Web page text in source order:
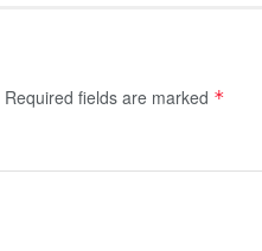
Required fields are marked *